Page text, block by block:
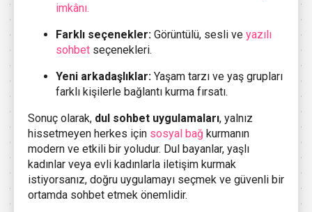
imkânı.
Farklı seçenekler: Görüntülü, sesli ve yazılı
sohbet seçenekleri.
Yeni arkadaşlıklar: Yaşam tarzı ve yaş grupları
farklı kişilerle bağlantı kurma fırsatı.
Sonuç olarak, dul sohbet uygulamaları, yalnız
hissetmeyen herkes için sosyal bağ kurmanın
modern ve etkili bir yoludur. Dul bayanlar, yaşlı
kadınlar veya evli kadınlarla iletişim kurmak
istiyorsanız, doğru uygulamayı seçmek ve güvenli bir
ortamda sohbet etmek önemlidir.